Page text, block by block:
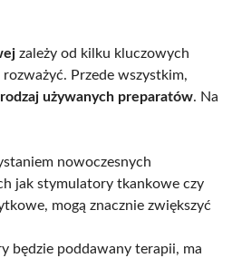
zależy od kilku kluczowych
Przede wszystkim,
rodzaj używanych preparatów. Na
nowoczesnych
jak stymulatory tkankowe czy
mogą znacznie zwiększyć
będzie poddawany terapii, ma